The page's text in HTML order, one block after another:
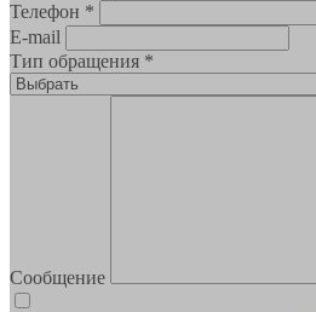
Телефон *
E-mail
Тип обращения *
Сообщение